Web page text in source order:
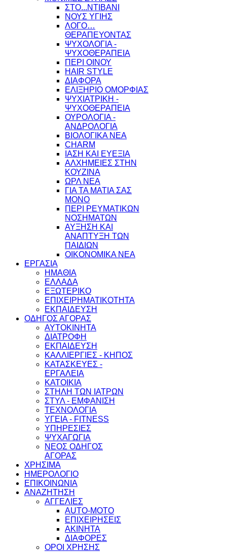
ΣΤΟ...ΝΤΙΒΑΝΙ
ΝΟΥΣ ΥΓΙΗΣ
ΛΟΓΟ…
ΘΕΡΑΠΕΥΟΝΤΑΣ
ΨΥΧΟΛΟΓΙΑ -
ΨΥΧΟΘΕΡΑΠΕΙΑ
ΠΕΡΙ ΟΙΝΟΥ
HAIR STYLE
ΔΙΑΦΟΡΑ
ΕΛΙΞΗΡΙΟ ΟΜΟΡΦΙΑΣ
ΨΥΧΙΑΤΡΙΚΗ -
ΨΥΧΟΘΕΡΑΠΕΙΑ
ΟΥΡΟΛΟΓΙΑ -
ΑΝΔΡΟΛΟΓΙΑ
ΒΙΟΛΟΓΙΚΑ ΝΕΑ
CHARM
ΙΑΣΗ ΚΑΙ ΕΥΕΞΙΑ
ΑΛΧΗΜΕΙΕΣ ΣΤΗΝ
ΚΟΥΖΙΝΑ
ΩΡΛ ΝEA
ΓΙΑ ΤΑ ΜΑΤΙΑ ΣΑΣ
ΜΟΝΟ
ΠΕΡΙ ΡΕΥΜΑΤΙΚΩΝ
ΝΟΣΗΜΑΤΩΝ
ΑΥΞΗΣΗ ΚΑΙ
ΑΝΑΠΤΥΞΗ ΤΩΝ
ΠΑΙΔΙΩΝ
ΟΙΚΟΝΟΜΙΚΑ ΝΕΑ
ΕΡΓΑΣΙΑ
ΗΜΑΘΙΑ
ΕΛΛΑΔΑ
ΕΞΩΤΕΡΙΚΟ
ΕΠΙΧΕΙΡΗΜΑΤΙΚΟΤΗΤΑ
ΕΚΠΑΙΔΕΥΣΗ
ΟΔΗΓΟΣ ΑΓΟΡΑΣ
ΑΥΤΟΚΙΝΗΤΑ
ΔΙΑΤΡΟΦΗ
ΕΚΠΑΙΔΕΥΣΗ
ΚΑΛΛΙΕΡΓΙΕΣ - ΚΗΠΟΣ
ΚΑΤΑΣΚΕΥΕΣ -
ΕΡΓΑΛΕΙΑ
ΚΑΤΟΙΚΙΑ
ΣΤΗΛΗ ΤΩΝ ΙΑΤΡΩΝ
ΣΤΥΛ - ΕΜΦΑΝΙΣΗ
ΤΕΧΝΟΛΟΓΙΑ
ΥΓΕΙΑ - FITNESS
ΥΠΗΡΕΣΙΕΣ
ΨΥΧΑΓΩΓΙΑ
ΝΕΟΣ ΟΔΗΓΟΣ
ΑΓΟΡΑΣ
ΧΡΗΣΙΜΑ
ΗΜΕΡΟΛΟΓΙΟ
ΕΠΙΚΟΙΝΩΝΙΑ
ΑΝΑΖΗΤΗΣΗ
ΑΓΓΕΛΙΕΣ
AUTO-MOTO
ΕΠΙΧΕΙΡΗΣΕΙΣ
ΑΚΙΝΗΤΑ
ΔΙΑΦΟΡΕΣ
ΟΡΟΙ ΧΡΗΣΗΣ